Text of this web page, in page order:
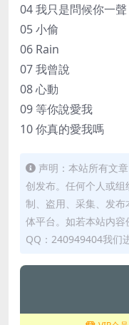
04 我只是問候你一聲
05 小偷
06 Rain
07 我曾說
08 心動
09 等你說愛我
10 你真的愛我嗎
声明：本站所有文
创发布。任何个人或
制、盗用、采集、发
体平台。如若本站内
QQ：240949404我们